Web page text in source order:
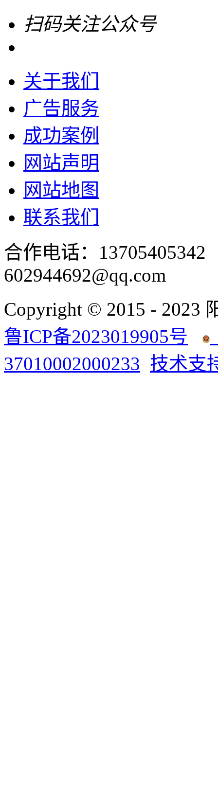
扫码关注公众号
关于我们
广告服务
成功案例
网站声明
网站地图
联系我们
合作电话：
602944692@qq.com
Copyright © 2015 - 2023
鲁ICP备2023019905号
37010002000233 技术支